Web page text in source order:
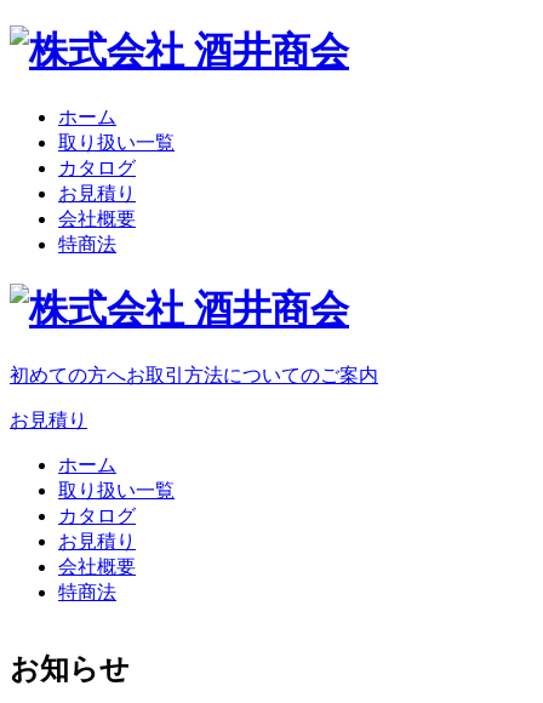
ホーム
取り扱い一覧
カタログ
お見積り
会社概要
特商法
初めての方へお取引方法についてのご案内
お見積り
ホーム
取り扱い一覧
カタログ
お見積り
会社概要
特商法
お知らせ